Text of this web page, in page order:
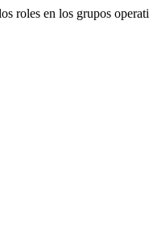
roles en los grupos